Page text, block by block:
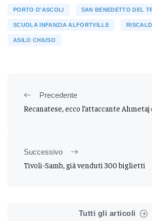
PORTO D'ASCOLI SAN BENEDETTO DEL
SCUOLA INFANZIA ALFORTVILLE
ASILO CHIUSO
Precedente
Recanatese, ecco l’attaccante Ahmetaj
Successivo
Tivoli-Samb, già venduti 300 biglietti
Tutti gli articoli